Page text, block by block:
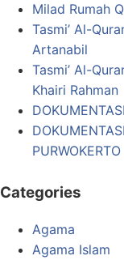
Milad Rumah
Tasmi’ Al-
Artanabil
Tasmi’ Al-
Khairi Rahman
PURWOKERTO
Categories
Agama
Agama Islam